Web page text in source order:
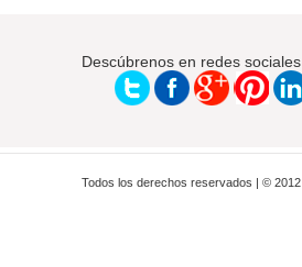
Descúbrenos en redes sociales
Todos los derechos reservados | © 2012